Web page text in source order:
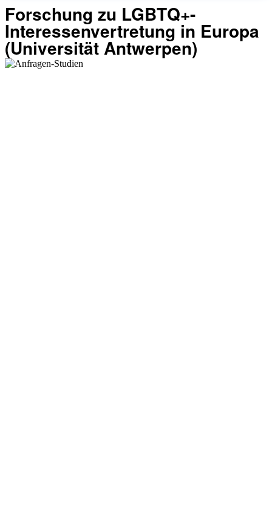
Forschung zu LGBTQ+-
Interessenvertretung in Europa
(Universität Antwerpen)